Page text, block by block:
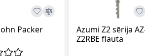
Packer
Azumi Z2 sērija
Z2RBE flauta